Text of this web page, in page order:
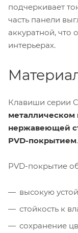
подчеркивает
часть панели
аккуратной, что
интерьерах.
Клавиши серии
металлическом
нержавеющей
PVD-покрытием.
PVD-покрытие
высокую
стойкость к
сохранение